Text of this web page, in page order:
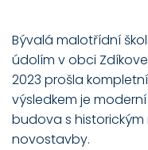
Bývalá malotřídní
údolím v obci
2023 prošla
výsledkem je
budova s
novostavby.